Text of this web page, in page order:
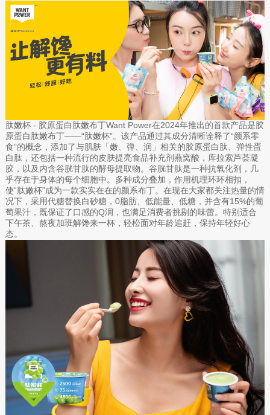
肽嫩杯 - 胶原蛋白肽嫩布丁Want Power在2024年推出的首款产品是胶
原蛋白肽嫩布丁——“肽嫩杯”。该产品通过其成分清晰诠释了“颜系零
食”的概念，添加了与肌肤「嫩、弹、润」相关的胶原蛋白肽、弹性蛋
白肽，还包括一种流行的皮肤提亮食品补充剂燕窝酸，库拉索芦荟凝
胶，以及内含谷胱甘肽的酵母提取物。谷胱甘肽是一种抗氧化剂，几
乎存在于身体的每个细胞中。多种成分叠加，作用机理环环相扣，
使“肽嫩杯”成为一款实实在在的颜系布丁。在现在大家都关注热量的情
况下，采用代糖替换白砂糖，0脂肪、低能量、低糖，并含有15%的葡
萄果汁，既保证了口感的Q润，也满足消费者挑剔的味蕾。特别适合
下午茶、熬夜加班解馋来一杯，轻松面对年龄追赶，保持年轻好心
态。